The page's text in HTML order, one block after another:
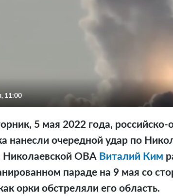
11:00
5 мая 2022 года,
нанесли очередной удар по
Николаевской ОВА Виталий Ким
параде на 9 мая со
орки обстреляли его область.